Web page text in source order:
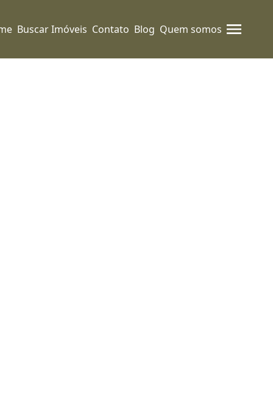
Buscar Imóveis Contato Blog Quem somos